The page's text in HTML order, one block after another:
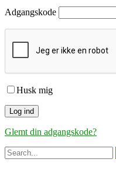
Adgangskode
Husk mig
Glemt din adgangskode?